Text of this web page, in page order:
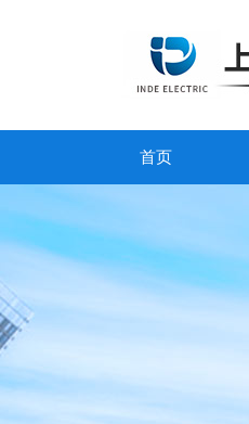
首页